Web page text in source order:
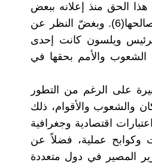
قوبل هذا الحق منذ إعلانه ببعض
التحفّظات الهادفة إلى حماية كيانات الدول القائمة ومصالحها(6). وبغضّ النظر عن
ويلسون كانت إحدى
الشعوب والأمم بحقها في
على الرغم من التطور
والشعوب والأقوام، ذلك
اقتصادية وجغرافية
وكوابح عملية، فضلاً عن
المصير في دول متعددة